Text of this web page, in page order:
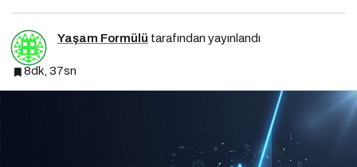
Yaşam Formülü tarafından yayınlandı
8dk, 37sn